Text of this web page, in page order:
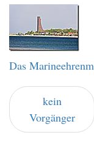
Das
kein
Vorgänger